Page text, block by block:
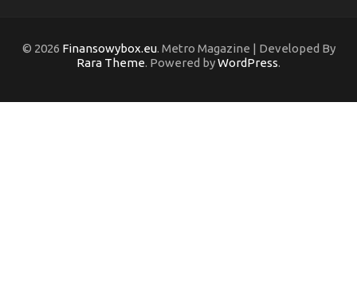
© 2026 Finansowybox.eu. Metro Magazine | Developed By
Rara Theme. Powered byWordPress.